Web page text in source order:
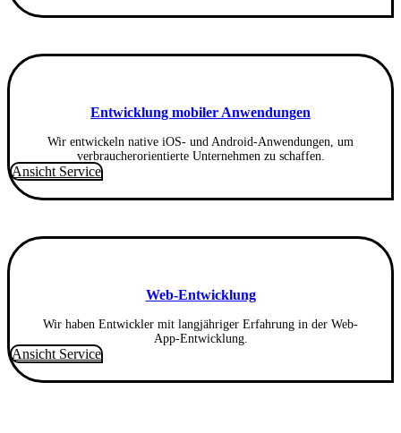
Entwicklung mobiler Anwendungen
Wir entwickeln native iOS- und Android-Anwendungen, um
verbraucherorientierte Unternehmen zu schaffen.
Ansicht Service
Web-Entwicklung
Wir haben Entwickler mit langjähriger Erfahrung in der Web-
App-Entwicklung.
Ansicht Service